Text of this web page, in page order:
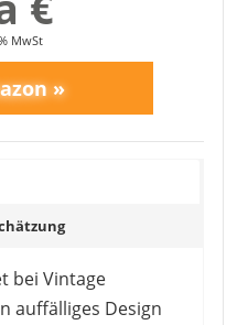
MwSt
bei Vintage
auffälliges Design